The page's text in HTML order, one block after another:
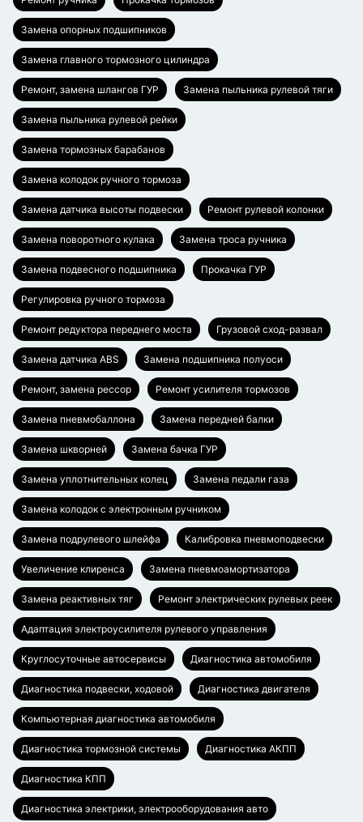
Замена опорных подшипников
Замена главного тормозного цилиндра
Ремонт, замена шлангов ГУР Замена пыльника рулевой тяги
Замена пыльника рулевой рейки
Замена тормозных барабанов
Замена колодок ручного тормоза
Замена датчика высоты подвески Ремонт рулевой колонки
Замена поворотного кулака Замена троса ручника
Замена подвесного подшипника Прокачка ГУР
Регулировка ручного тормоза
Ремонт редуктора переднего моста Грузовой сход-развал
Замена датчика ABS Замена подшипника полуоси
Ремонт, замена рессор Ремонт усилителя тормозов
Замена пневмобаллона Замена передней балки
Замена шкворней Замена бачка ГУР
Замена уплотнительных колец Замена педали газа
Замена колодок с электронным ручником
Замена подрулевого шлейфа Калибровка пневмоподвески
Увеличение клиренса Замена пневмоамортизатора
Замена реактивных тяг Ремонт электрических рулевых реек
Адаптация электроусилителя рулевого управления
Круглосуточные автосервисы Диагностика автомобиля
Диагностика подвески, ходовой Диагностика двигателя
Компьютерная диагностика автомобиля
Диагностика тормозной системы Диагностика АКПП
Диагностика КПП
Диагностика электрики, электрооборудования авто